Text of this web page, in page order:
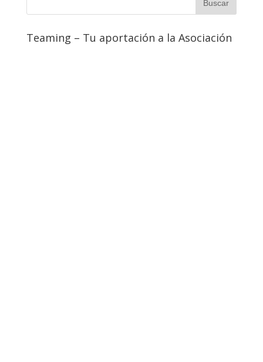
Teaming – Tu aportación a la Asociación